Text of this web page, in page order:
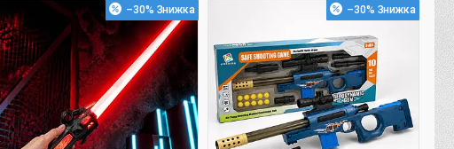
–30% –30%